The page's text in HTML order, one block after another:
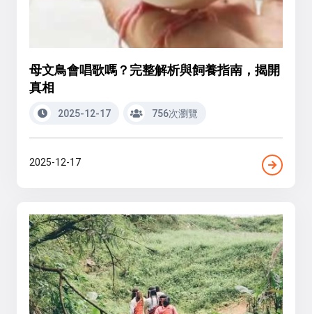
母文鳥會唱歌嗎？完整解析與飼養指南，揭開
真相
2025-12-17 756次瀏覽
2025-12-17